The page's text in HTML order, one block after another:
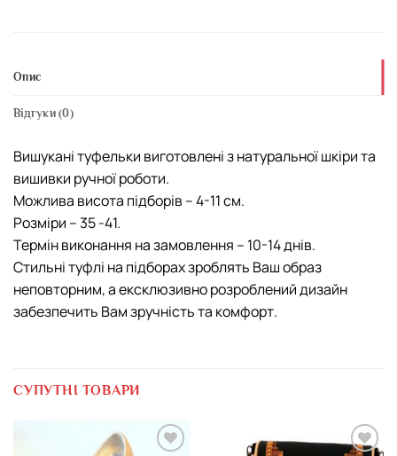
Опис
Відгуки (0)
Вишукані туфельки виготовлені з натуральної шкіри та
вишивки ручної роботи.
Можлива висота підборів – 4-11 см.
Розміри – 35 -41.
Термін виконання на замовлення – 10-14 днів.
Стильні туфлі на підборах зроблять Ваш образ
неповторним, а ексклюзивно розроблений дизайн
забезпечить Вам зручність та комфорт.
СУПУТНІ ТОВАРИ